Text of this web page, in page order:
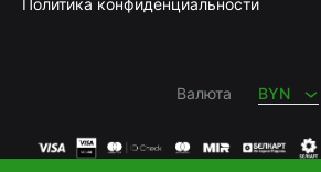
Политика конфиденциальности
Валюта BYN
BYN